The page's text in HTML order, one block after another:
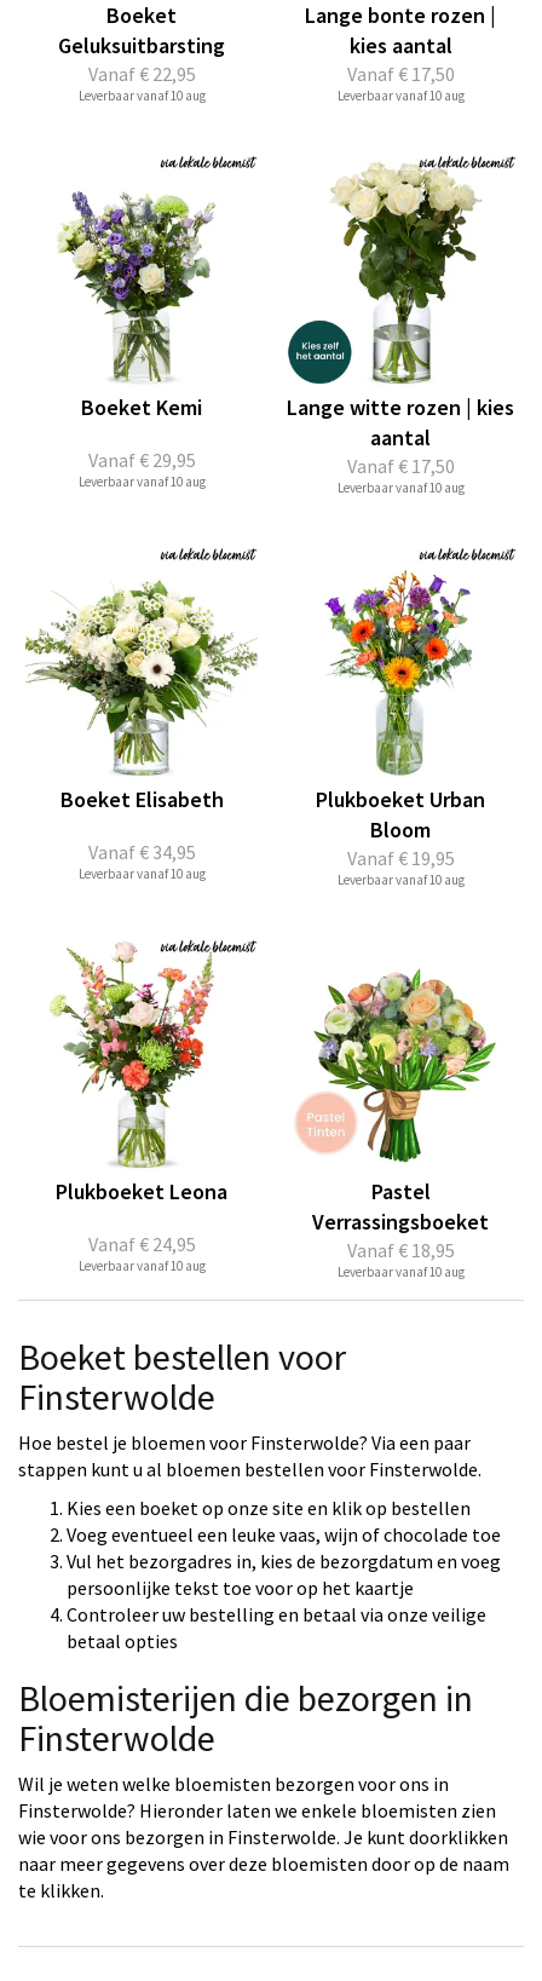
Vanaf€ 22,95
Boeket
Geluksuitbarsting
Leverbaar vanaf 10 aug
Vanaf€ 17,50
Lange bonte rozen |
kies aantal
Leverbaar vanaf 10 aug
Vanaf€ 29,95
Boeket Kemi
Leverbaar vanaf 10 aug
Vanaf€ 17,50
Lange witte rozen | kies
aantal
Leverbaar vanaf 10 aug
Vanaf€ 34,95
Boeket Elisabeth
Leverbaar vanaf 10 aug
Vanaf€ 19,95
Plukboeket Urban
Bloom
Leverbaar vanaf 10 aug
Vanaf€ 24,95
Plukboeket Leona
Leverbaar vanaf 10 aug
Vanaf€ 18,95
Pastel
Verrassingsboeket
Leverbaar vanaf 10 aug
Boeket bestellen voor
Finsterwolde
Hoe bestel je bloemen voor Finsterwolde? Via een paar
stappen kunt u al bloemen bestellen voor Finsterwolde.
Kies een boeket op onze site en klik op bestellen
Voeg eventueel een leuke vaas, wijn of chocolade toe
Vul het bezorgadres in, kies de bezorgdatum en voeg
persoonlijke tekst toe voor op het kaartje
Controleer uw bestelling en betaal via onze veilige
betaal opties
Bloemisterijen die bezorgen in
Finsterwolde
Wil je weten welke bloemisten bezorgen voor ons in
Finsterwolde? Hieronder laten we enkele bloemisten zien
wie voor ons bezorgen in Finsterwolde. Je kunt doorklikken
naar meer gegevens over deze bloemisten door op de naam
te klikken.